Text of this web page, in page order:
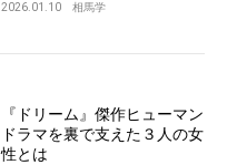
2026.01.10 相馬学
『ドリーム』傑作ヒューマン
ドラマを裏で支えた３人の女
性とは